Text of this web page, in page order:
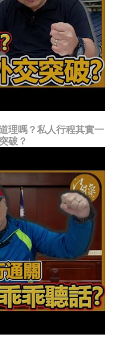
理嗎？私人行程其實一
破？